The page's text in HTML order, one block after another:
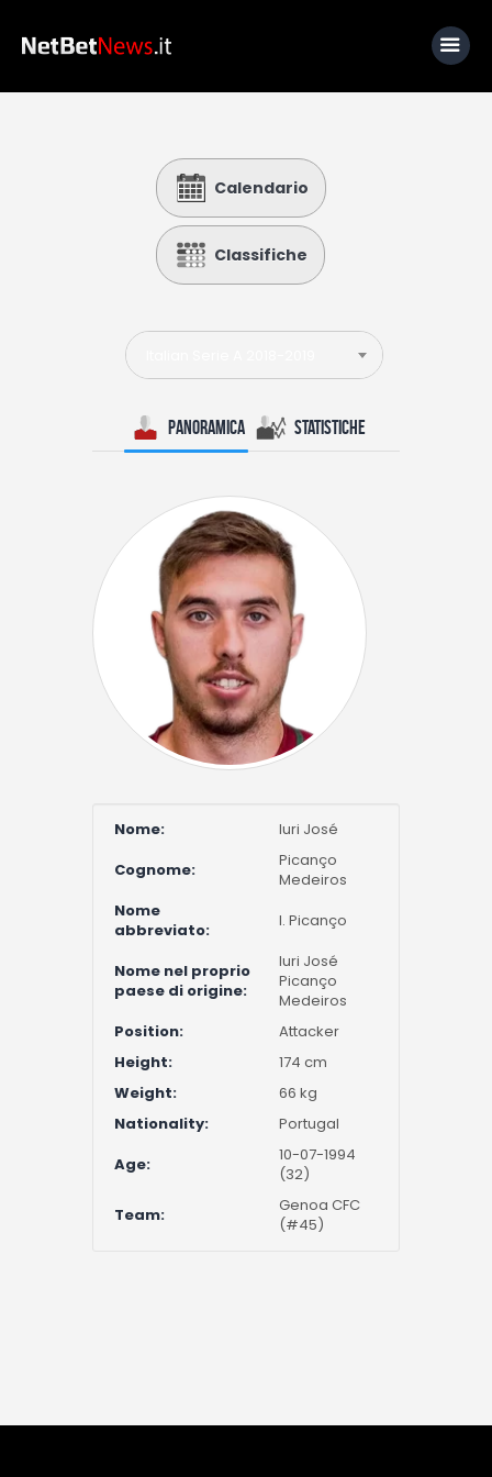
Calcio
Basket
Tennis
Lo Sapevi Che
I consigli di Giulia
Calendario
Classifiche
Panoramica Statistiche
Nome:
Iuri José
Cognome:
Picanço
Medeiros
Nome
abbreviato:
I. Picanço
Nome nel proprio
paese di origine:
Iuri José
Picanço
Medeiros
Position:
Attacker
Height:
174 cm
Weight:
66 kg
Nationality:
Portugal
Age:
10-07-1994
(32)
Team:
Genoa CFC
(#45)